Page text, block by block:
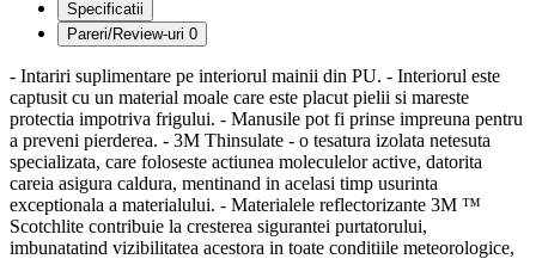
Specificatii
Pareri/Review-uri 0
- Intariri suplimentare pe interiorul mainii din PU. - Interiorul este
captusit cu un material moale care este placut pielii si mareste
protectia impotriva frigului. - Manusile pot fi prinse impreuna pentru
a preveni pierderea. - 3M Thinsulate - o tesatura izolata netesuta
specializata, care foloseste actiunea moleculelor active, datorita
careia asigura caldura, mentinand in acelasi timp usurinta
exceptionala a materialului. - Materialele reflectorizante 3M ™
Scotchlite contribuie la cresterea sigurantei purtatorului,
imbunatatind vizibilitatea acestora in toate conditiile meteorologice,